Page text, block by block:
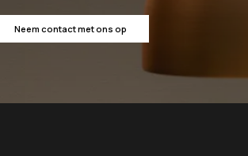
Neem contact met ons op